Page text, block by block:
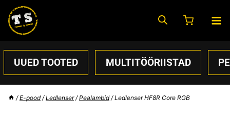
content
UUED TOOTED MULTITÖÖRIISTAD
/ E-pood / Ledlenser / Pealambid / Ledlenser HF8R Core RGB